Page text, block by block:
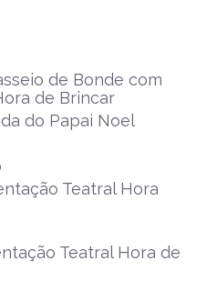
de Bonde com
de Brincar
do Papai Noel
Teatral Hora
Teatral Hora de